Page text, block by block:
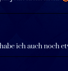
ich auch noch